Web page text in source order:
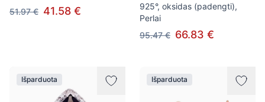
51.97 € 41.58 €
925°, oksidas (padengti),
Perlai
95.47 € 66.83 €
Išparduota Išparduota